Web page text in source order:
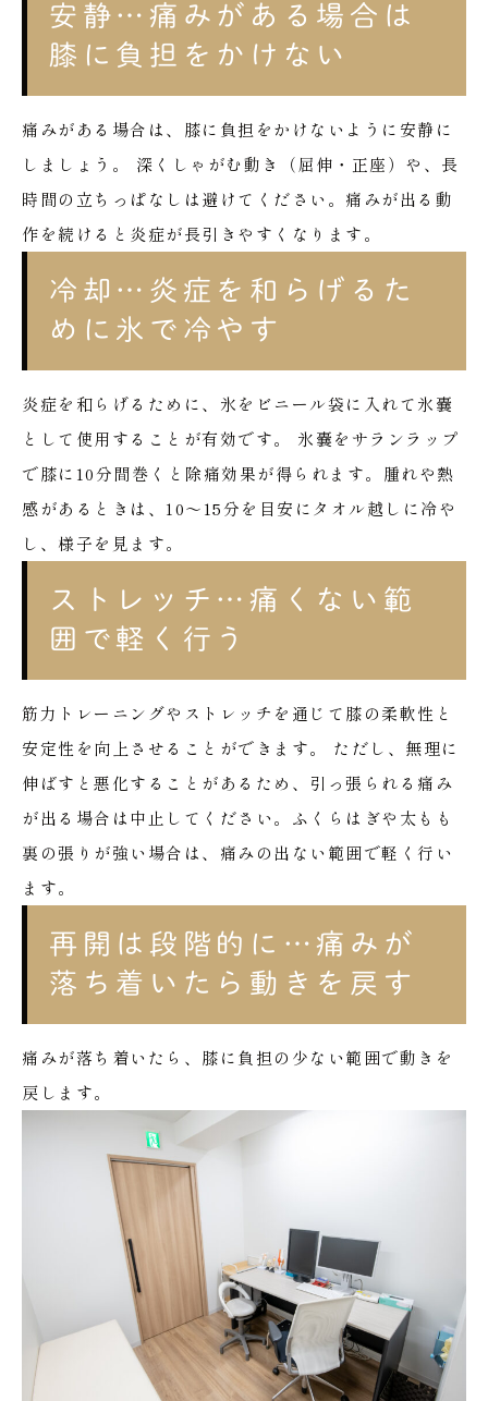
安静…痛みがある場合は
膝に負担をかけない
痛みがある場合は、膝に負担をかけないように安静に
しましょう。
深くしゃがむ動き（屈伸・正座）や、長
時間の立ちっぱなしは避けてください。痛みが出る動
作を続けると炎症が長引きやすくなります。
冷却…炎症を和らげるた
めに氷で冷やす
炎症を和らげるために、氷をビニール袋に入れて氷嚢
として使用することが有効です。
氷嚢をサランラップ
で膝に10分間巻くと除痛効果が得られます。腫れや熱
感があるときは、10〜15分を目安にタオル越しに冷や
し、様子を見ます。
ストレッチ…痛くない範
囲で軽く行う
筋力トレーニングやストレッチを通じて膝の柔軟性と
安定性を向上させることができます。
ただし、無理に
伸ばすと悪化することがあるため、引っ張られる痛み
が出る場合は中止してください。ふくらはぎや太もも
裏の張りが強い場合は、痛みの出ない範囲で軽く行い
ます。
再開は段階的に…痛みが
落ち着いたら動きを戻す
痛みが落ち着いたら、膝に負担の少ない範囲で動きを
戻します。